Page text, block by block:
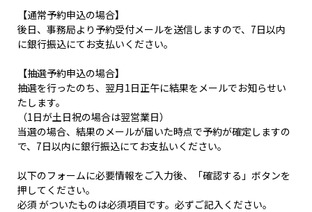
【通常予約申込の場合】
後日、事務局より予約受付メールを送信しますので、7日以内
に銀行振込にてお支払いください。
【抽選予約申込の場合】
抽選を行ったのち、翌月1日正午に結果をメールでお知らせい
たします。
（1日が土日祝の場合は翌営業日）
当選の場合、結果のメールが届いた時点で予約が確定しますの
で、7日以内に銀行振込にてお支払いください。
以下のフォームに必要情報をご入力後、「確認する」ボタンを
押してください。
必須 がついたものは必須項目です。必ずご記入ください。